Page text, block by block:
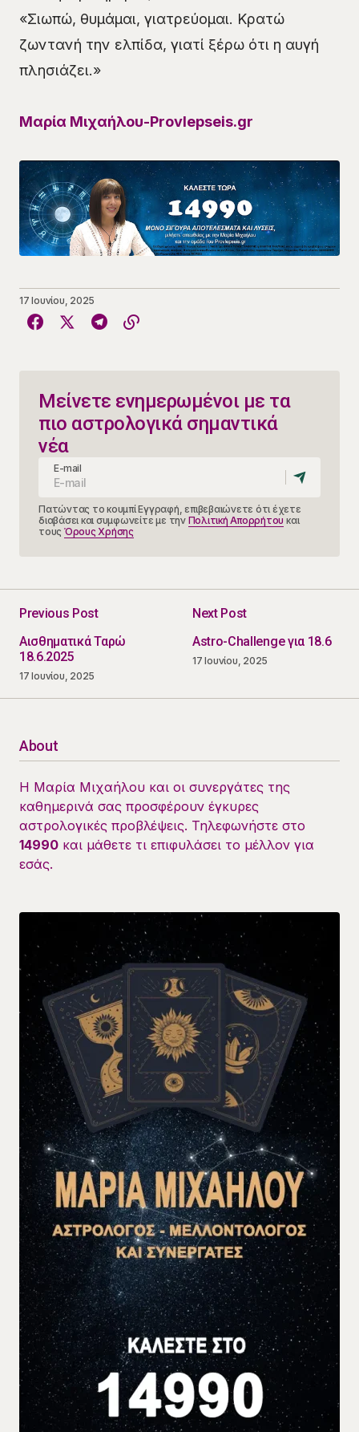
«Σιωπώ, θυμάμαι, γιατρεύομαι. Κρατώ
ζωντανή την ελπίδα, γιατί ξέρω ότι η αυγή
πλησιάζει.»
Μαρία Μιχαήλου-Provlepseis.gr
17 Ιουνίου, 2025
Μείνετε ενημερωμένοι με τα
πιο αστρολογικά σημαντικά
νέα
E-mail
Πατώντας το κουμπί Εγγραφή, επιβεβαιώνετε ότι έχετε
διαβάσει και συμφωνείτε με την Πολιτική Απορρήτου και
τους Όρους Χρήσης
Previous Post
Αισθηματικά Ταρώ
18.6.2025
17 Ιουνίου, 2025
Next Post
Astro-Challenge για 18.6
17 Ιουνίου, 2025
About
Η Μαρία Μιχαήλου και οι συνεργάτες της
καθημερινά σας προσφέρουν έγκυρες
αστρολογικές προβλέψεις. Τηλεφωνήστε στο
14990 και μάθετε τι επιφυλάσει το μέλλον για
εσάς.